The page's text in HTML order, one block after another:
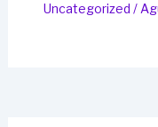
Uncategorized /